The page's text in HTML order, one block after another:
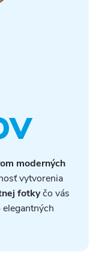
moderných
vytvorenia
fotkyčo vás